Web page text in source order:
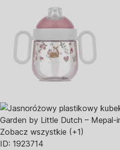
Zobacz wszystkie (+1)
ID: 1923714